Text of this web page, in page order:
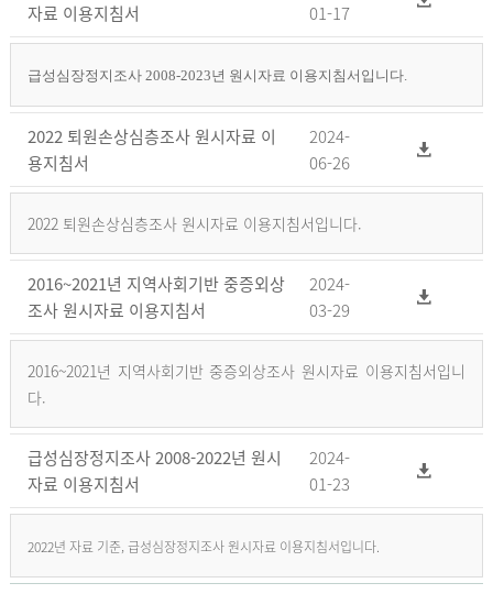
자료 이용지침서
01-17
급성심장정지조사 2008-2023년 원시자료 이용지침서입니다.
2022 퇴원손상심층조사 원시자료 이
용지침서
2024-
06-26
2022 퇴원손상심층조사 원시자료 이용지침서입니다.
2016~2021년 지역사회기반 중증외상
조사 원시자료 이용지침서
2024-
03-29
2016~2021년 지역사회기반 중증외상조사 원시자료 이용지침서입니
다.
급성심장정지조사 2008-2022년 원시
자료 이용지침서
2024-
01-23
2022년 자료 기준, 급성심장정지조사 원시자료 이용지침서입니다.